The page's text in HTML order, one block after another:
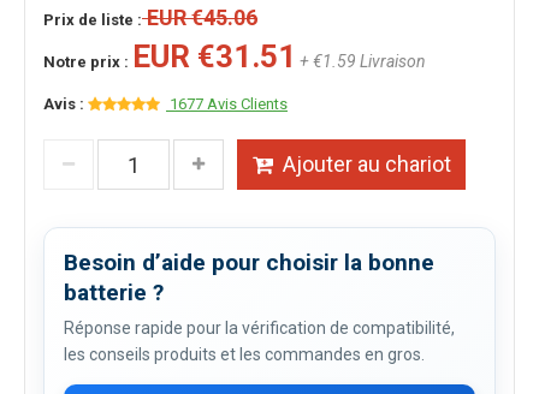
Prix de liste :EUR €45.06
Notre prix : EUR €31.51 + €1.59 Livraison
Avis : 1677 Avis Clients
Ajouter au chariot
Besoin d’aide pour choisir la bonne
batterie ?
Réponse rapide pour la vérification de compatibilité,
les conseils produits et les commandes en gros.